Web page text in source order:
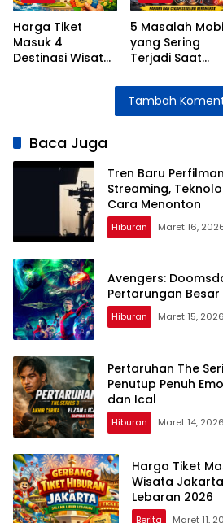
Harga Tiket
Masuk 4
Destinasi Wisata
5 Masalah
yang Sering
Terjadi Saat
Lebaran dan
Cara
Mengatasinya
Tambah
Baca Juga
Tren Baru
Streaming,
Cara Menonton
Hiburan Maret 16,
Avengers:
Pertarungan Besar
Hiburan Maret 15, 2026
Pertaruhan The
Penutup Penuh
dan Ical
Hiburan Maret 14, 2026
Harga Tiket
Wisata
Lebaran 2026
Berita Maret 11,